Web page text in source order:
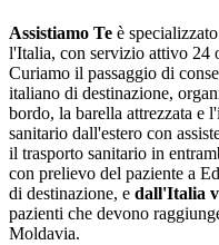
Assistiamo Te è
l'Italia, con servizio attivo 24
Curiamo il passaggio di
italiano di destinazione,
bordo, la barella attrezzata e
sanitario dall'estero con
il trasporto sanitario in
con prelievo del paziente a
di destinazione, e dall'Italia
pazienti che devono
Moldavia.